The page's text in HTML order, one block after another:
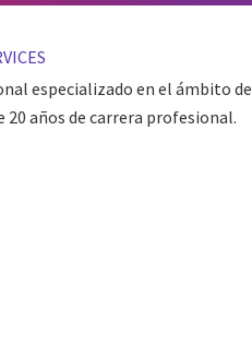
especializado en el ámbito
años de carrera profesional.